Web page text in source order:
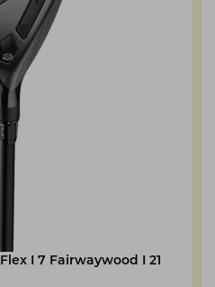
I 7 Fairwaywood I 21